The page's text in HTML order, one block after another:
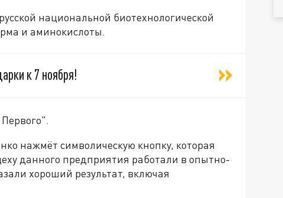
национальной биотехнологической
и аминокислоты.
к 7 ноября!
нажмёт символическую кнопку, которая
данного предприятия работали в опытно-
хороший результат, включая